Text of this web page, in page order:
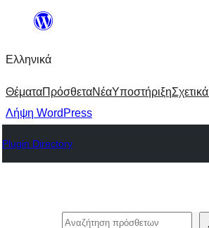
Μετάβαση
περιεχόμενο
Ελληνικά
ΘέματαΠρόσθεταΝέαΥποστήριξηΣχετικά
Λήψη WordPress
Plugin Directory
Αναζήτηση